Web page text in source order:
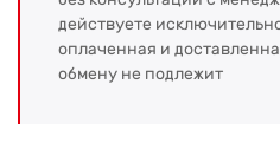
действуете
оплаченная и
обмену не подлежит